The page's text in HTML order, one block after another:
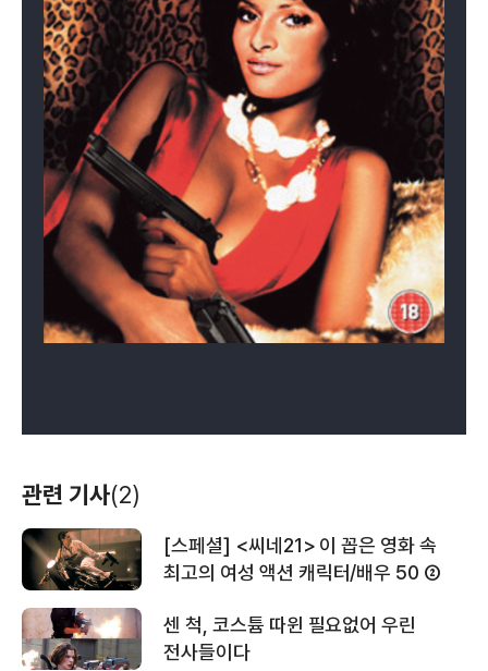
관련 기사(2)
[스페셜] <씨네21> 이 꼽은 영화 속
최고의 여성 액션 캐릭터/배우 50 ②
센 척, 코스튬 따윈 필요없어 우린
전사들이다